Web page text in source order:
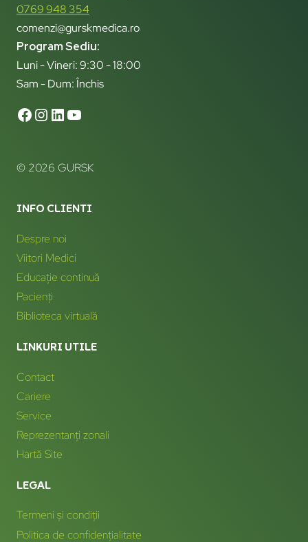
0769 948 354
comenzi@gurskmedica.ro
Program Sediu:
Luni - Vineri: 9:30 - 18:00
Sam - Dum: Închis
© 2026 GURSK
INFO CLIENTI
Despre noi
Viitori Medici
Educație continuă
Pacienți
Biblioteca virtuală
LINKURI UTILE
Contact
Cariere
Service
Reprezentanți zonali
Hartă Site
LEGAL
Termeni și condiții
Politica de confidențialitate